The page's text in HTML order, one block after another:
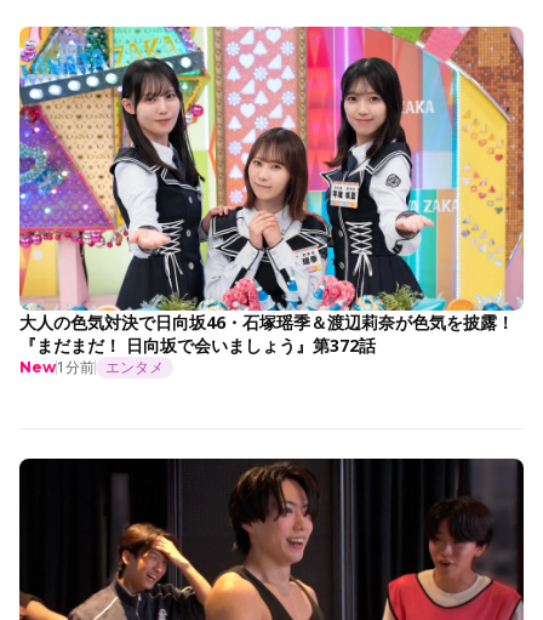
大人の色気対決で日向坂46・石塚瑶季＆渡辺莉奈が色気を披露！
『まだまだ！ 日向坂で会いましょう』第372話
New1分前 エンタメ